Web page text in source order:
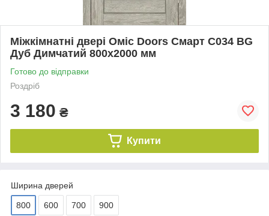
Міжкімнатні двері Оміс Doors Смарт С034 ВG
Дуб Димчатий 800х2000 мм
Готово до відправки
Роздріб
3 180 ₴
Купити
Ширина дверей
800 600 700 900